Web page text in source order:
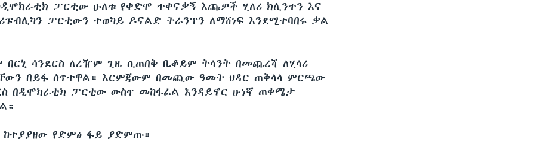
ፓርቲው ሁለቱ የቀድሞ ተቀናቃኝ እጩዎች ሂለሪ ክሊንተን እና
ፓርቲውን ተወካይ ዶናልድ ትራንፕን ለማሸነፍ እንደሚተባበሩ ቃል
ሳንደርስ ለረዥም ጊዜ ሲጠበቅ ቢቆይም ትላንት በመጨረሻ ለሂላሪ
በይፋ ሰጥተዋል። እርምጃውም በመጪው ዓመት ህዳር ጠቅላላ ምርጫው
በዲሞክራቲክ ፓርቲው ውስጥ መከፋፈል እንዳይኖር ሁነኛ ጠቀሜታ
ከተያያዘው የድምፅ ፋይ ያድምጡ።